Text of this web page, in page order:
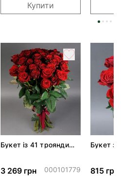
Купити
Букет із 41 троянди
3 269 грн 000101779
Букет з
815 грн